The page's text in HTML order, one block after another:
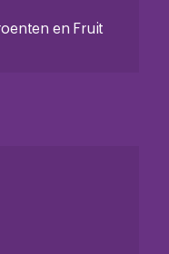
en Fruit